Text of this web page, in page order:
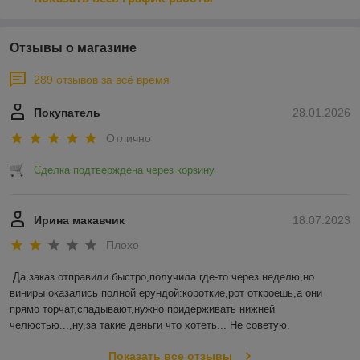
Отзывы о магазине
289 отзывов за всё время
28.01.2026
Покупатель
Отлично
Сделка подтверждена через корзину
18.07.2023
Ирина макавчик
Плохо
Да,заказ отправили быстро,получила где-то через неделю,но
виниры оказались полной ерундой:короткие,рот откроешь,а они
прямо торчат,спадывают,нужно придерживать нижней
челюстью...,ну,за такие деньги что хотеть... Не советую.
Показать все отзывы